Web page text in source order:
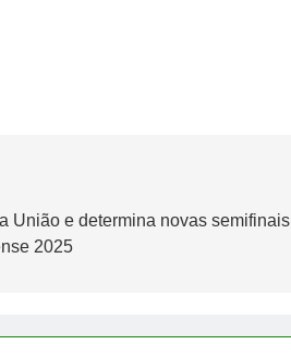
União e determina novas semifinais
2025